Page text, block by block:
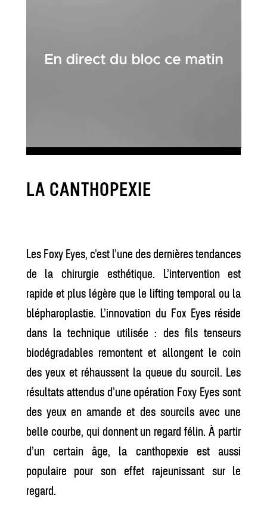
LA CANTHOPEXIE
Les Foxy Eyes, c’est l’une des dernières tendances
de la chirurgie esthétique. L’intervention est
rapide et plus légère que le lifting temporal ou la
blépharoplastie. L’innovation du Fox Eyes réside
dans la technique utilisée : des fils tenseurs
biodégradables remontent et allongent le coin
des yeux et réhaussent la queue du sourcil. Les
résultats attendus d’une opération Foxy Eyes sont
des yeux en amande et des sourcils avec une
belle courbe, qui donnent un regard félin. À partir
d’un certain âge, la canthopexie est aussi
populaire pour son effet rajeunissant sur le
regard.